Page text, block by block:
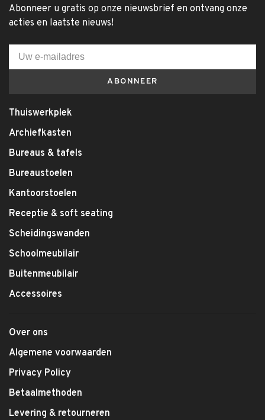
Abonneer u gratis op onze nieuwsbrief en ontvang onze
acties en laatste nieuws!
ABONNEER
Thuiswerkplek
Archiefkasten
Bureaus & tafels
Bureaustoelen
Kantoorstoelen
Receptie & soft seating
Scheidingswanden
Schoolmeubilair
Buitenmeubilair
Accessoires
Over ons
Algemene voorwaarden
Privacy Policy
Betaalmethoden
Levering & retourneren